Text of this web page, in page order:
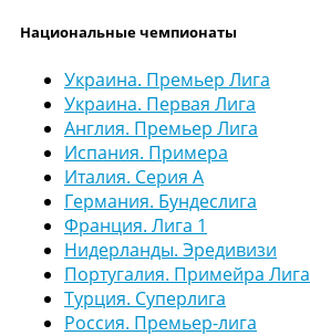
Национальные чемпионаты
Украина. Премьер Лига
Украина. Первая Лига
Англия. Премьер Лига
Испания. Примера
Италия. Серия А
Германия. Бундеслига
Франция. Лига 1
Нидерланды. Эредивизи
Португалия. Примейра Лига
Турция. Суперлига
Россия. Премьер-лига